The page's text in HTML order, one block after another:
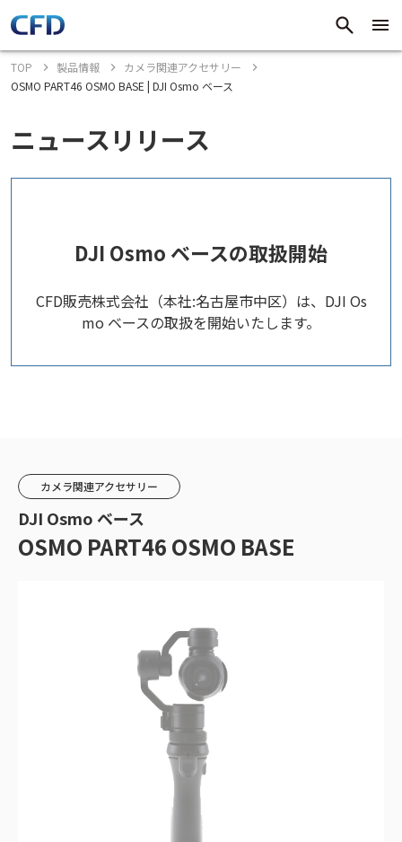
TOP 製品情報
カメラ関連アクセサリー
OSMO PART46 OSMO BASE | DJI Osmo ベース
ニュースリリース
DJI Osmo ベースの取扱開始
CFD販売株式会社（本社:名古屋市中区）は、DJI Os
mo ベースの取扱を開始いたします。
カメラ関連アクセサリー
DJI Osmo ベース
OSMO PART46 OSMO BASE